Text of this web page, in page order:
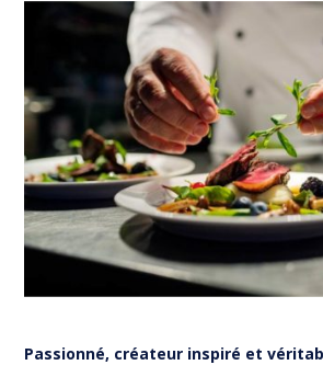
Passionné, créateur inspiré et